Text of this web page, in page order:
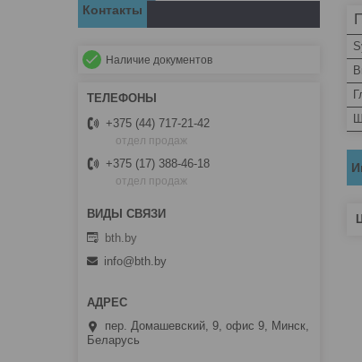
Контакты
Наличие документов
+375 (44) 717-21-42
отдел продаж
+375 (17) 388-46-18
отдел продаж
bth.by
info@bth.by
пер. Домашевский, 9, офис 9, Минск,
Беларусь